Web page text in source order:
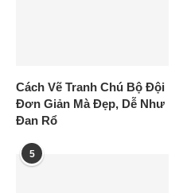
Cách Vẽ Tranh Chú Bộ Đội
Đơn Giản Mà Đẹp, Dễ Như
Đan Rổ
5